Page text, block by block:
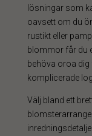
lösningar som
oavsett om du
rustikt eller
blommor får du
behöva oroa
komplicerade
Välj bland ett